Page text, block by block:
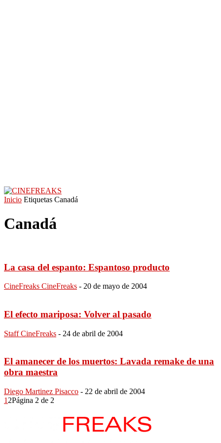
Inicio Etiquetas Canadá
Canadá
La casa del espanto: Espantoso producto
CineFreaks CineFreaks - 20 de mayo de 2004
El efecto mariposa: Volver al pasado
Staff CineFreaks - 24 de abril de 2004
El amanecer de los muertos: Lavada remake de una
obra maestra
Diego Martinez Pisacco - 22 de abril de 2004
1 2Página 2 de 2